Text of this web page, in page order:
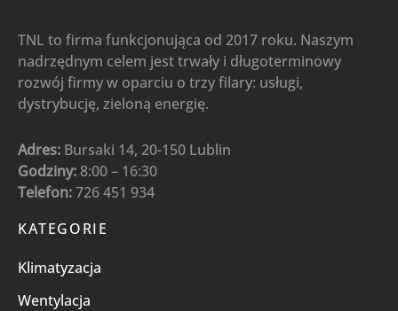
TNL to firma funkcjonująca od 2017 roku. Naszym
nadrzędnym celem jest trwały i długoterminowy
rozwój firmy w oparciu o trzy filary: usługi,
dystrybucję, zieloną energię.
Adres: Bursaki 14, 20-150 Lublin
Godziny: 8:00 – 16:30
Telefon:726 451 934
KATEGORIE
Klimatyzacja
Wentylacja